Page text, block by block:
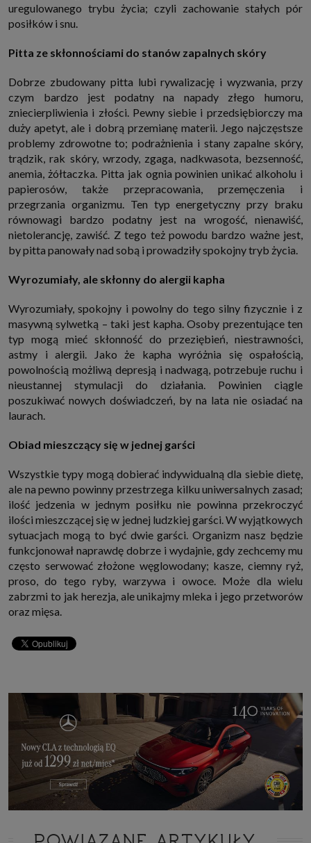
uregulowanego trybu życia; czyli zachowanie stałych pór
posiłków i snu.
Pitta ze skłonnościami do stanów zapalnych skóry
Dobrze zbudowany pitta lubi rywalizację i wyzwania, przy
czym bardzo jest podatny na napady złego humoru,
zniecierpliwienia i złości. Pewny siebie i przedsiębiorczy ma
duży apetyt, ale i dobrą przemianę materii. Jego najczęstsze
problemy zdrowotne to; podrażnienia i stany zapalne skóry,
trądzik, rak skóry, wrzody, zgaga, nadkwasota, bezsenność,
anemia, żółtaczka. Pitta jak ognia powinien unikać alkoholu i
papierosów, także przepracowania, przemęczenia i
przegrzania organizmu. Ten typ energetyczny przy braku
równowagi bardzo podatny jest na wrogość, nienawiść,
nietolerancję, zawiść. Z tego też powodu bardzo ważne jest,
by pitta panowały nad sobą i prowadziły spokojny tryb życia.
Wyrozumiały, ale skłonny do alergii kapha
Wyrozumiały, spokojny i powolny do tego silny fizycznie i z
masywną sylwetką – taki jest kapha. Osoby prezentujące ten
typ mogą mieć skłonność do przeziębień, niestrawności,
astmy i alergii. Jako że kapha wyróżnia się ospałością,
powolnością możliwą depresją i nadwagą, potrzebuje ruchu i
nieustannej stymulacji do działania. Powinien ciągle
poszukiwać nowych doświadczeń, by na lata nie osiadać na
laurach.
Obiad mieszczący się w jednej garści
Wszystkie typy mogą dobierać indywidualną dla siebie dietę,
ale na pewno powinny przestrzega kilku uniwersalnych zasad;
ilość jedzenia w jednym posiłku nie powinna przekroczyć
ilości mieszczącej się w jednej ludzkiej garści. W wyjątkowych
sytuacjach mogą to być dwie garści. Organizm nasz będzie
funkcjonował naprawdę dobrze i wydajnie, gdy zechcemy mu
często serwować złożone węglowodany; kasze, ciemny ryż,
proso, do tego ryby, warzywa i owoce. Może dla wielu
zabrzmi to jak herezja, ale unikajmy mleka i jego przetworów
oraz mięsa.